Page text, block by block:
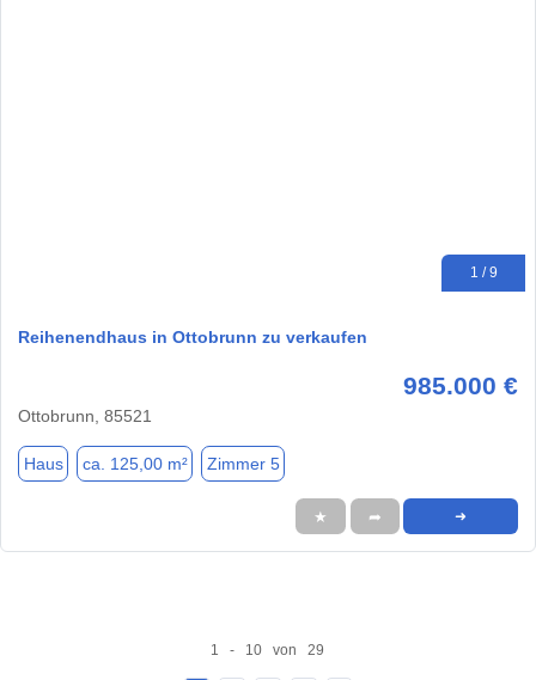
1 / 9
Reihenendhaus in Ottobrunn zu verkaufen
985.000 €
Ottobrunn, 85521
Haus ca. 125,00 m² Zimmer 5
★ ➦ ➜
1 - 10 von 29